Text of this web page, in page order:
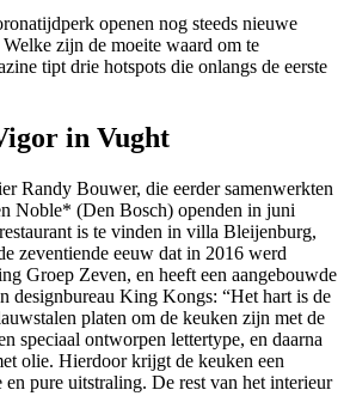
openen nog steeds nieuwe
zijn de moeite waard om te
tipt drie hotspots die onlangs de eerste
in Vught
Randy Bouwer, die eerder samenwerkten
Noble* (Den Bosch) openden in juni
is te vinden in villa Bleijenburg,
zeventiende eeuw dat in 2016 werd
Groep Zeven, en heeft een aangebouwde
designbureau King Kongs: “Het hart is de
platen om de keuken zijn met de
speciaal ontworpen lettertype, en daarna
olie. Hierdoor krijgt de keuken een
pure uitstraling. De rest van het interieur